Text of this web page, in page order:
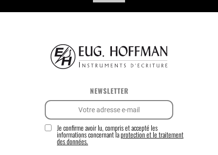
NEWSLETTER
Je confirme avoir lu, compris et accepté les
informations concernant laprotection et le traitement
des données.